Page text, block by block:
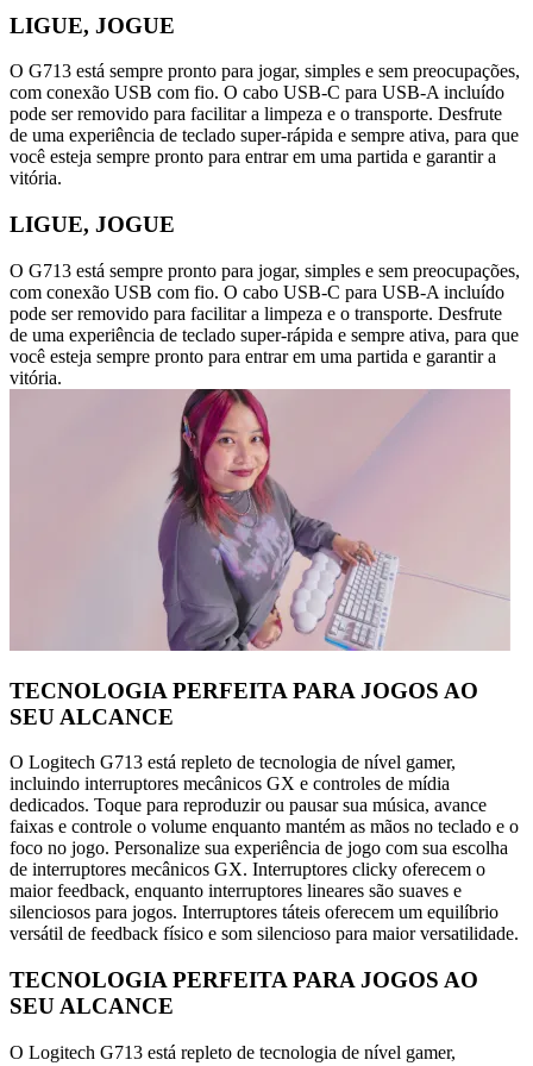
LIGUE, JOGUE
O G713 está sempre pronto para jogar, simples e sem preocupações,
com conexão USB com fio. O cabo USB-C para USB-A incluído
pode ser removido para facilitar a limpeza e o transporte. Desfrute
de uma experiência de teclado super-rápida e sempre ativa, para que
você esteja sempre pronto para entrar em uma partida e garantir a
vitória.
LIGUE, JOGUE
O G713 está sempre pronto para jogar, simples e sem preocupações,
com conexão USB com fio. O cabo USB-C para USB-A incluído
pode ser removido para facilitar a limpeza e o transporte. Desfrute
de uma experiência de teclado super-rápida e sempre ativa, para que
você esteja sempre pronto para entrar em uma partida e garantir a
vitória.
TECNOLOGIA PERFEITA PARA JOGOS AO
SEU ALCANCE
O Logitech G713 está repleto de tecnologia de nível gamer,
incluindo interruptores mecânicos GX e controles de mídia
dedicados. Toque para reproduzir ou pausar sua música, avance
faixas e controle o volume enquanto mantém as mãos no teclado e o
foco no jogo. Personalize sua experiência de jogo com sua escolha
de interruptores mecânicos GX. Interruptores clicky oferecem o
maior feedback, enquanto interruptores lineares são suaves e
silenciosos para jogos. Interruptores táteis oferecem um equilíbrio
versátil de feedback físico e som silencioso para maior versatilidade.
TECNOLOGIA PERFEITA PARA JOGOS AO
SEU ALCANCE
O Logitech G713 está repleto de tecnologia de nível gamer,